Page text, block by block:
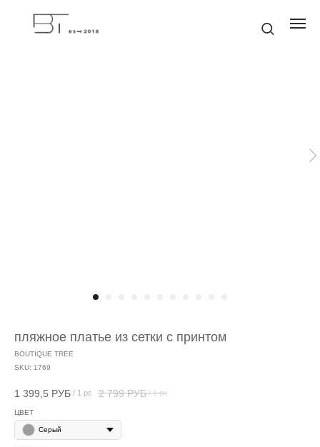
пляжное платье из сетки с принтом
BOUTIQUE TREE
SKU: 1769
1 399,5 РУБ / 1 pc 2 799 РУБ / 1 pc
ЦВЕТ
Серый